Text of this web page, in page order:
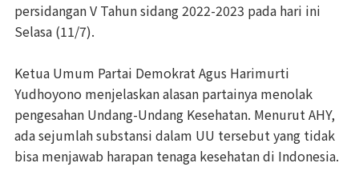
persidangan V Tahun sidang 2022-2023 pada hari ini
Selasa (11/7).
Ketua Umum Partai Demokrat Agus Harimurti
Yudhoyono menjelaskan alasan partainya menolak
pengesahan Undang-Undang Kesehatan. Menurut AHY,
ada sejumlah substansi dalam UU tersebut yang tidak
bisa menjawab harapan tenaga kesehatan di Indonesia.